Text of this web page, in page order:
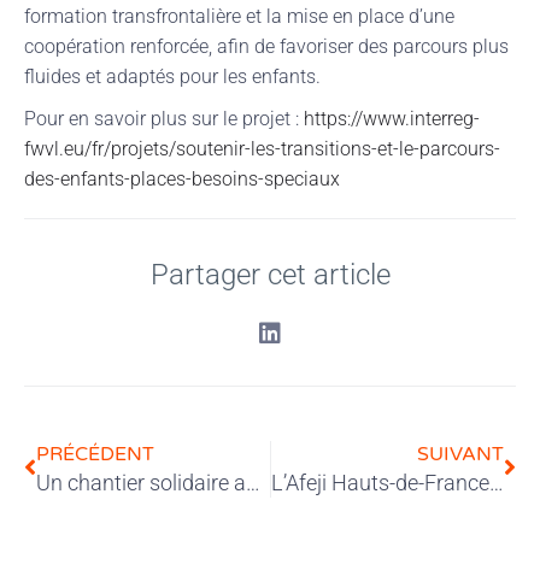
formation transfrontalière et la mise en place d’une
coopération renforcée, afin de favoriser des parcours plus
fluides et adaptés pour les enfants.
Pour en savoir plus sur le projet : https://www.interreg-
fwvl.eu/fr/projets/soutenir-les-transitions-et-le-parcours-
des-enfants-places-besoins-speciaux
Partager cet article
PRÉCÉDENT
Un chantier solidaire avec Les Bricos du Coeur
SUIVANT
L’Afeji Hauts-de-France mobilisée contre les violences intrafamiliales